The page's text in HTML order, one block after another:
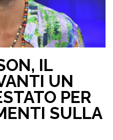
IL
UN
PER
SULLA